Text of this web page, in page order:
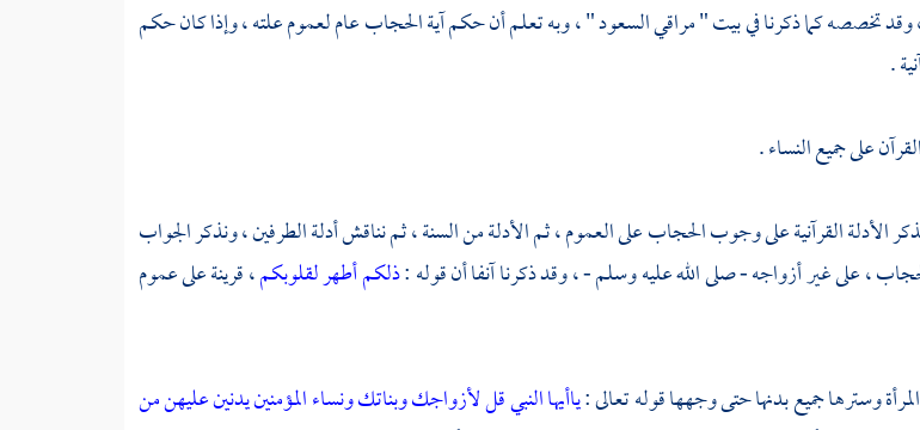
وقد تخصصه كما ذكرنا في بيت " مراقي السعود " ، وبه تعلم أن حكم آية الحجاب عام لعموم علته ، وإذا كان حكم
.
على جميع النساء .
الأدلة القرآنية على وجوب الحجاب على العموم ، ثم الأدلة من السنة ، ثم نناقش أدلة الطرفين ، ونذكر الجواب
، على غير أزواجه - صلى الله عليه وسلم - ، وقد ذكرنا آنفا أن قوله :ذلكم أطهر لقلوبكم، قرينة على عموم
وسترها جميع بدنها حتى وجهها قوله تعالى :ياأيها النبي قل لأزواجك وبناتك ونساء المؤمنين يدنين عليهن من